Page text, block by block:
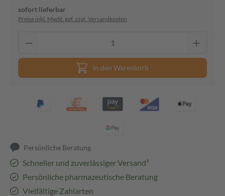
sofort lieferbar
Preise inkl. MwSt. ggf. zzgl. Versandkosten
In den Warenkorb
Persönliche Beratung
Schneller und zuverlässiger Versand³
Persönliche pharmazeutische Beratung
Vielfältige Zahlarten